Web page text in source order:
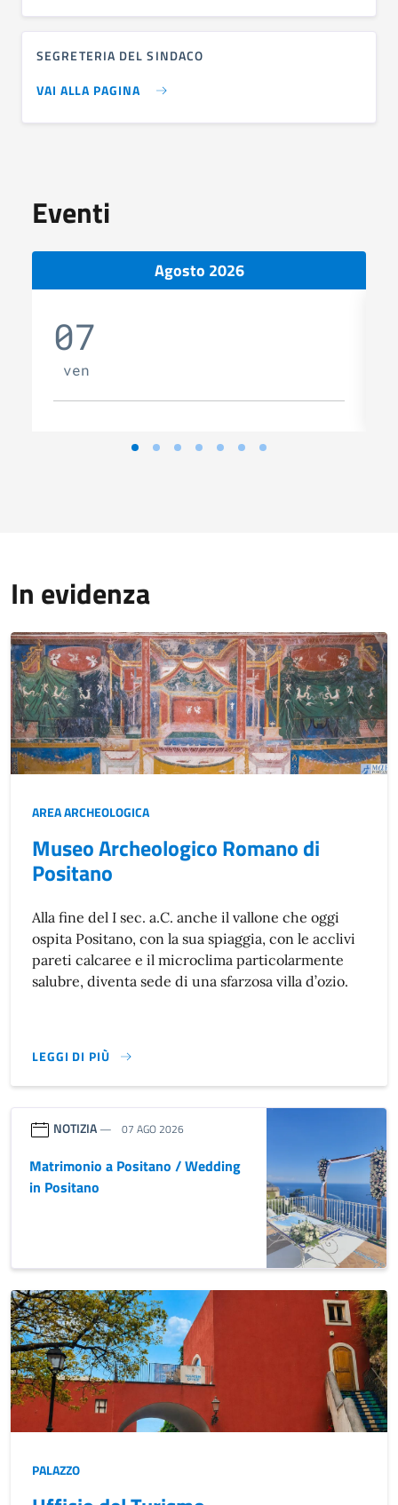
SEGRETERIA DEL SINDACO
VAI ALLA PAGINA
Eventi
Agosto 2026
07
ven
In evidenza
AREA ARCHEOLOGICA
Museo Archeologico Romano di
Positano
Alla fine del I sec. a.C. anche il vallone che oggi
ospita Positano, con la sua spiaggia, con le acclivi
pareti calcaree e il microclima particolarmente
salubre, diventa sede di una sfarzosa villa d’ozio.
LEGGI DI PIÙ
NOTIZIA 07 AGO 2026
Matrimonio a Positano / Wedding
in Positano
PALAZZO